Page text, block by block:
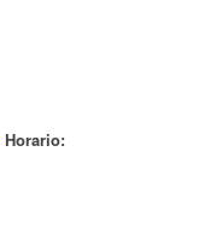
Horario: